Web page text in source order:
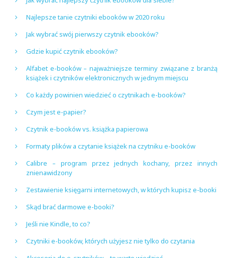
Najlepsze tanie czytniki ebooków w 2020 roku
Jak wybrać swój pierwszy czytnik ebooków?
Gdzie kupić czytnik ebooków?
Alfabet e-booków – najważniejsze terminy związane z branżą
książek i czytników elektronicznych w jednym miejscu
Co każdy powinien wiedzieć o czytnikach e-booków?
Czym jest e-papier?
Czytnik e-booków vs. książka papierowa
Formaty plików a czytanie książek na czytniku e-booków
Calibre – program przez jednych kochany, przez innych
znienawidzony
Zestawienie księgarni internetowych, w których kupisz e-booki
Skąd brać darmowe e-booki?
Jeśli nie Kindle, to co?
Czytniki e-booków, których użyjesz nie tylko do czytania